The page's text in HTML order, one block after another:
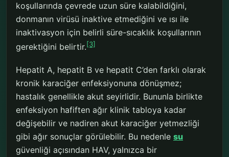
koşullarında çevrede uzun süre kalabildiğini,
donmanın virüsü inaktive etmediğini ve ısı ile
inaktivasyon için belirli süre-sıcaklık koşullarının
gerektiğini belirtir.[3]
Hepatit A, hepatit B ve hepatit C’den farklı olarak
kronik karaciğer enfeksiyonuna dönüşmez;
hastalık genellikle akut seyirlidir. Bununla birlikte
enfeksiyon hafiften ağır klinik tabloya kadar
değişebilir ve nadiren akut karaciğer yetmezliği
gibi ağır sonuçlar görülebilir. Bu nedenle su
güvenliği açısından HAV, yalnızca bir